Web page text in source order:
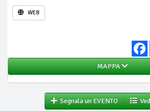
WEB
MAPPA
Segnala un EVENTO